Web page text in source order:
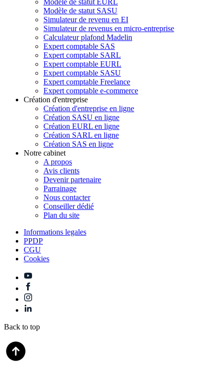
Modèle de statut SASU
Simulateur de revenu en EI
Simulateur de revenus en micro-entreprise
Calculateur plafond Madelin
Expert comptable SAS
Expert comptable SARL
Expert comptable EURL
Expert comptable SASU
Expert comptable Freelance
Expert comptable e-commerce
Création d'entreprise
Création d'entreprise en ligne
Création SASU en ligne
Création EURL en ligne
Création SARL en ligne
Création SAS en ligne
Notre cabinet
A propos
Avis clients
Devenir partenaire
Parrainage
Nous contacter
Conseiller dédié
Plan du site
Informations legales
PPDP
CGU
Cookies
Back to top